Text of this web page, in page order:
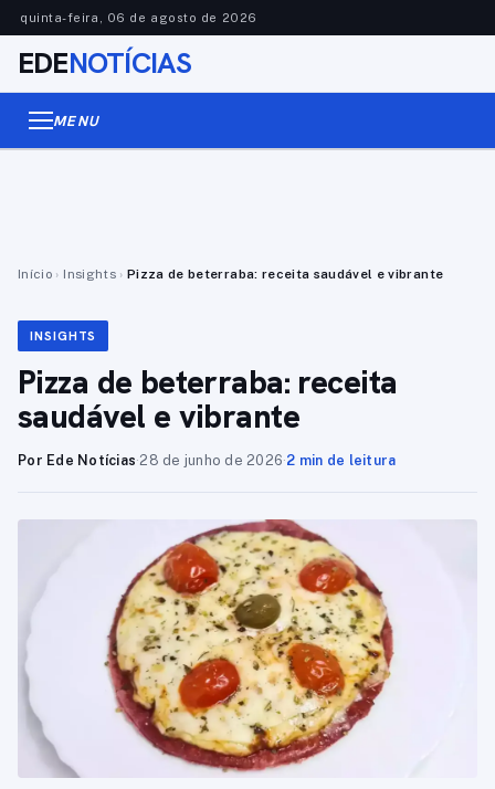
quinta-feira, 06 de agosto de 2026
EDENOTÍCIAS
MENU
Início › Insights › Pizza de beterraba: receita saudável e vibrante
INSIGHTS
Pizza de beterraba: receita
saudável e vibrante
Por Ede Notícias·28 de junho de 2026·2 min de leitura